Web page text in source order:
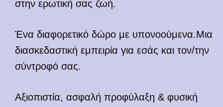
στην ερωτική σας ζωή.
Ένα διαφορετικό δώρο με υπονοούμενα.Μια
διασκεδαστική εμπειρία για εσάς και τον/την
σύντροφό σας.
Αξιοπιστία, ασφαλή προφύλαξη & φυσική